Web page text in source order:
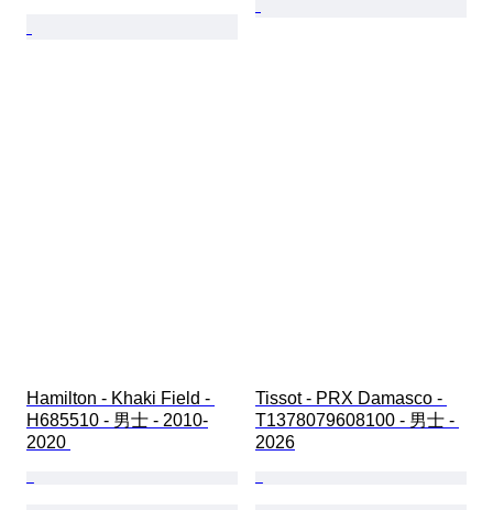
Hamilton - Khaki Field -
H685510 - 男士 - 2010-
2020
Tissot - PRX Damasco -
T1378079608100 - 男士 -
2026